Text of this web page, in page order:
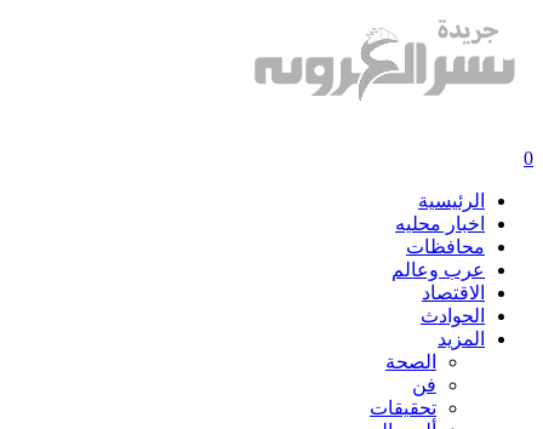
0
الرئيسية
اخبار محليه
محافظات
عرب وعالم
الاقتصاد
الحوادث
المزيد
الصحة
فن
تحقيقات